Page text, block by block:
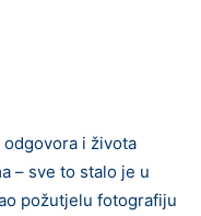
i života
– sve to stalo je u
požutjelu fotografiju